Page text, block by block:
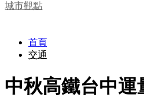
城市觀點
首頁
交通
中秋高鐵台中運